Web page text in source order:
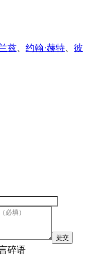
兹、 约翰·赫特、 彼
提交
碎语